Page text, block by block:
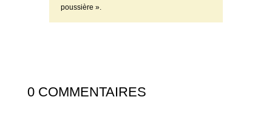
poussière ».
0 COMMENTAIRES